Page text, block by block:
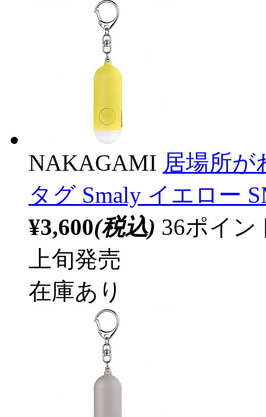
NAKAGAMI 居場所が
タグ Smaly イエロー
¥3,600(税込) 36ポイ
上旬発売
在庫あり